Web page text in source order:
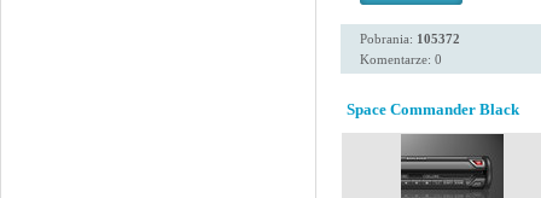
Pobrania: 105372
Komentarze: 0
Space Commander Black